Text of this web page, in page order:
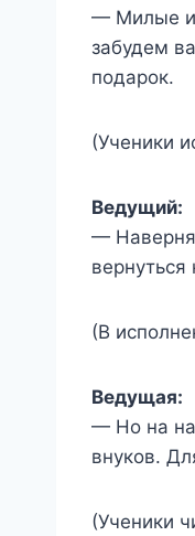
— Милые и
забудем
подарок.
(Ученики
Ведущий:
—
(В
Ведущая:
— Но на
внуков.
(Ученики